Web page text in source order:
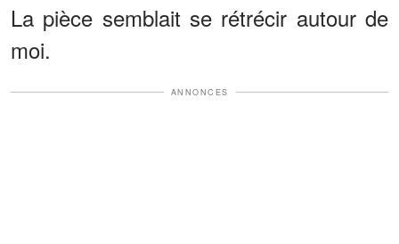
La pièce semblait se rétrécir autour de
moi.
ANNONCES